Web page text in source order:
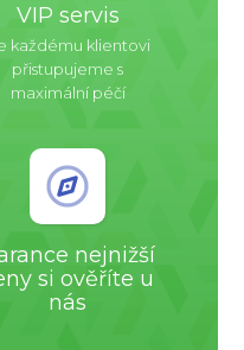
VIP servis
každému klientovi
přistupujeme s
maximální péčí
nejnižší
si ověříte u
nás